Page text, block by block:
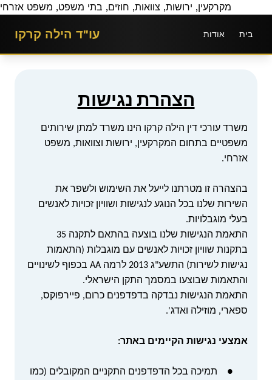
מקרקעין, ירושות, צוואות, חוזים, בתי משפט, משפט אזרחי
עו"ד הילה קרקו אודות בית
הצהרת נגישות
משרד עורכי דין הילה קרקו הינו משרד למתן שירותים
משפטיים בתחום המקרקעין, ירושות וצוואות, משפט
אזרחי.
בהצהרה זו מטרתנו לייעל את השימוש ולשפר את
השירות שלנו בכל הנוגע לנגישות ושוויון זכויות לאנשים
בעלי מוגבלויות.
התאמת הנגישות שלנו בוצעה בהתאם לתקנה 35
בתקנות שוויון זכויות לאנשים עם מוגבלות (התאמות
נגישות לשירות) התשע"ג 2013 לרמה
AA בכפוף לשינויים
והתאמות שבוצעו במסמך התקן הישראלי.
התאמת הנגישות נבדקה בדפדפנים כרום, פיירפוקס,
ספארי, מוזילה ואדג'.
אמצעי נגישות הקיימים באתר:
●
תמיכה בכל הדפדפנים התקניים המקובלים (כמו